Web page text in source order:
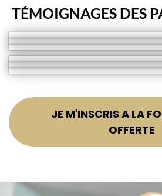
TÉMOIGNAGES DES
JE M'INSCRIS A LA
OFFERTE